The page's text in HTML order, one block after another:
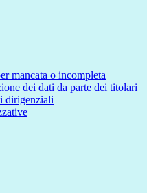
mancata o incompleta
dei dati da parte dei titolari
dirigenziali